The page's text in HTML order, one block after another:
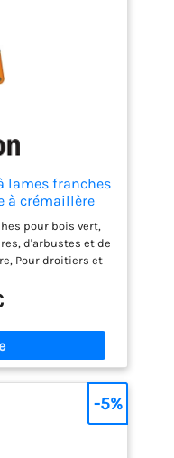
lames franches
à crémaillère
antiadhésif,
Acier trempé,
L78,
pour bois vert,
d'arbustes et de
Pour droitiers et
plastique renforcé
et puissante:
pour une coupe
stable sur la
en crochet, Effort
3 fois plus élevées
Grande longévité,
faciles
vendue
(disponible
-5%